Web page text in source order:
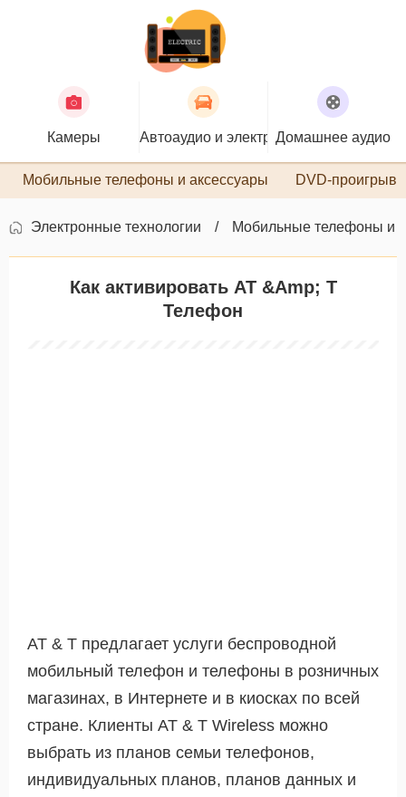
Камеры Автоаудио и электроникаДомашнее аудио
Мобильные телефоны и аксессуары DVD-
Электронные технологии Мобильные телефоны и
Как активировать AT &Amp; T
Телефон
AT & T предлагает услуги беспроводной
мобильный телефон и телефоны в розничных
магазинах, в Интернете и в киосках по всей
стране. Клиенты AT & T Wireless можно
выбрать из планов семьи телефонов,
индивидуальных планов, планов данных и